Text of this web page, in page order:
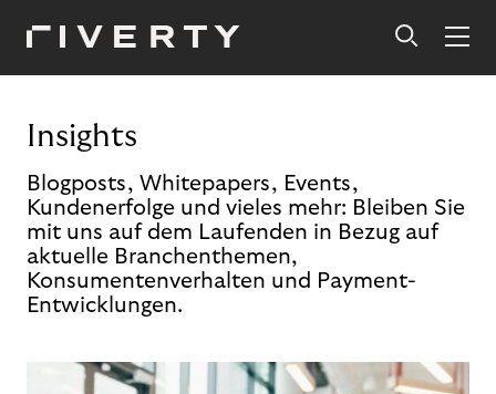
Insights
Blogposts, Whitepapers, Events,
Kundenerfolge und vieles mehr: Bleiben Sie
mit uns auf dem Laufenden in Bezug auf
aktuelle Branchenthemen,
Konsumentenverhalten und Payment-
Entwicklungen.